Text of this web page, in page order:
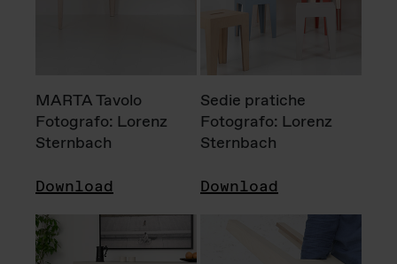
MARTA Tavolo
Fotografo: Lorenz
Sternbach
Download
Sedie pratiche
Fotografo: Lorenz
Sternbach
Download